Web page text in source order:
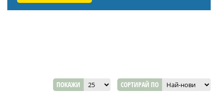
ПОКАЖИ СОРТИРАЙ ПО